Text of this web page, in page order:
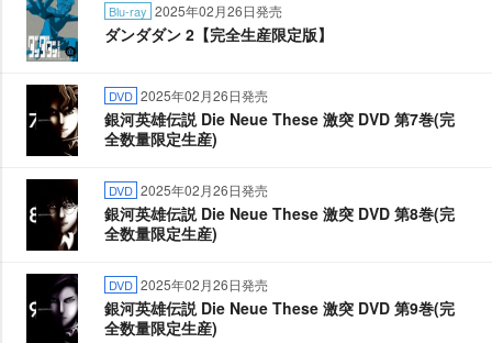
Blu-ray 2025年02月26日発売
ダンダダン 2【完全生産限定版】
DVD 2025年02月26日発売
銀河英雄伝説 Die Neue These 激突 DVD 第7巻(完
全数量限定生産)
DVD 2025年02月26日発売
銀河英雄伝説 Die Neue These 激突 DVD 第8巻(完
全数量限定生産)
DVD 2025年02月26日発売
銀河英雄伝説 Die Neue These 激突 DVD 第9巻(完
全数量限定生産)